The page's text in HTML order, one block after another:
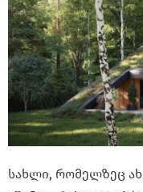
სახლი, რომელზეც